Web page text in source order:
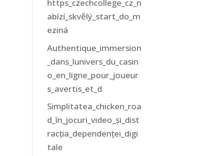
https_czechcollege_cz_n
abízí_skvělý_start_do_m
eziná
Authentique_immersion
_dans_lunivers_du_casin
o_en_ligne_pour_joueur
s_avertis_et_d
Simplitatea_chicken_roa
d_în_jocuri_video_și_dist
racția_dependenței_digi
tale